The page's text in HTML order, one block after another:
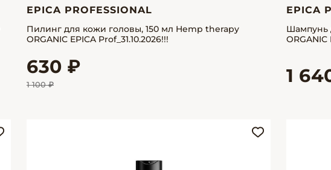
EPICA PROFESSIONAL
Пилинг для кожи головы, 150 мл Hemp therapy
ORGANIC EPICA Prof_31.10.2026!!!
630 ₽
1 100 ₽
EPICA
Шампунь
ORGANIC
1